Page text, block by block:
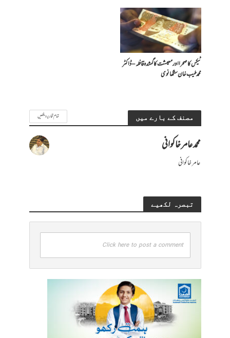
ٹیکس کا صحرا اور معیشت کا گمشدہ قافلہ – ڈاکٹر
محمد طیب خان سنگھانوی
مصنف کے بارے میں تمام تحاریر دیکھیں
محمد عامر خاکوانی
عامر خاکوانی
تبصرہ لکھیے
Click here to post a comment